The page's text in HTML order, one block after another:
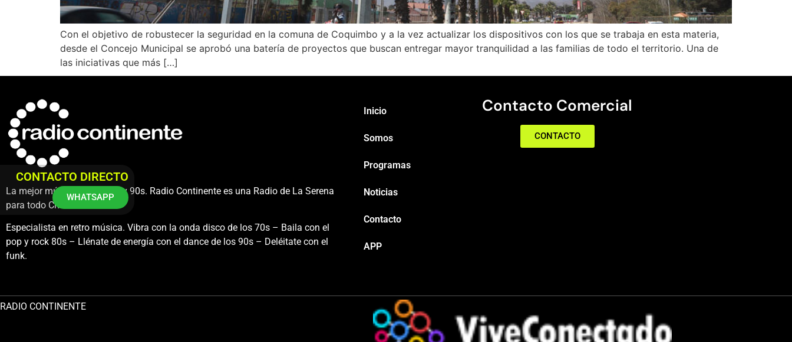
Con el objetivo de robustecer la seguridad en la comuna de Coquimbo y a la vez actualizar los dispositivos con los que se trabaja en esta materia,
desde el Concejo Municipal se aprobó una batería de proyectos que buscan entregar mayor tranquilidad a las familias de todo el territorio. Una de
las iniciativas que más […]
La mejor música de los 80s y 90s. Radio Continente es una Radio de La Serena
para todo Chile.
Especialista en retro música. Vibra con la onda disco de los 70s – Baila con el
pop y rock 80s – Llénate de energía con el dance de los 90s – Deléitate con el
funk.
Inicio
Somos
Programas
Noticias
Contacto
APP
Contacto Comercial
CONTACTO
RADIO CONTINENTE
CONTACTO DIRECTO
WHATSAPP